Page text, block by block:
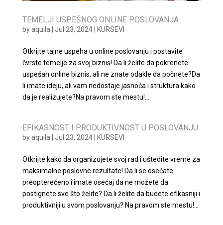
TEMELJI USPEŠNOG ONLINE POSLOVANJA
byaquila| Jul 23, 2024| KURSEVI
Otkrijte tajne uspeha u online poslovanju i postavite
čvrste temelje za svoj biznis! Da li želite da pokrenete
uspešan online biznis, ali ne znate odakle da počnete?Da
li imate ideju, ali vam nedostaje jasnoća i struktura kako
da je realizujete?Na pravom ste mestu!...
EFIKASNOST I PRODUKTIVNOST U POSLOVANJU
byaquila| Jul 23, 2024| KURSEVI
Otkrijte kako da organizujete svoj rad i uštedite vreme za
maksimalne poslovne rezultate! Da li se osećate
preopterećeno i imate osećaj da ne možete da
postignete sve što želite? Da li želite da budete efikasniji i
produktivniji u svom poslovanju? Na pravom ste mestu!...